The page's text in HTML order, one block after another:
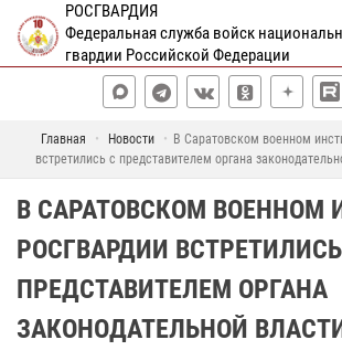
РОСГВАРДИЯ
Федеральная служба войск
гвардии Российской Федерации
Главная Новости
В Саратовском военном
встретились с представителем органа
В САРАТОВСКОМ ВОЕННОМ
РОСГВАРДИИ
ПРЕДСТАВИТЕЛЕМ ОРГАНА
ЗАКОНОДАТЕЛЬНОЙ